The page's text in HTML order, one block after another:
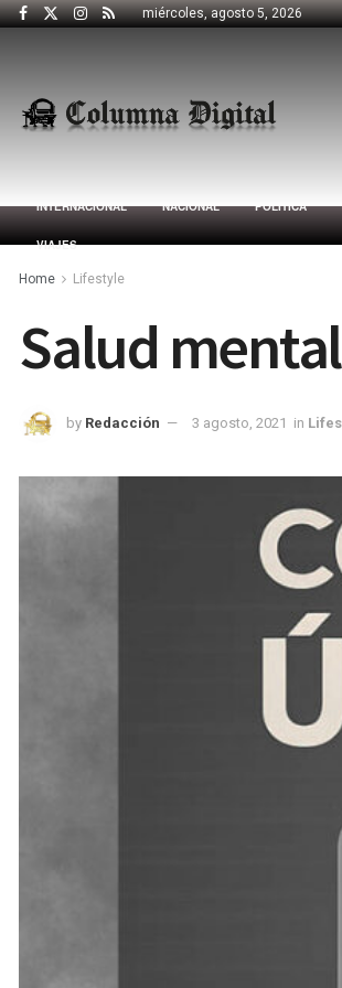
miércoles, agosto 5, 2026
INTERNACIONAL NACIONAL POLÍTICA
VIAJES
Home Lifestyle
Salud
by Redacción 3 agosto, 2021 in